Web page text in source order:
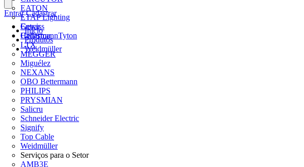
EATON
ETAP Lighting
Gewiss
HellermannTyton
LTX
MEGGER
Miguélez
NEXANS
OBO Bettermann
PHILIPS
PRYSMIAN
Salicru
Schneider Electric
Signify
Top Cable
Weidmüller
Serviços para o Setor
AMB3E
Entrar
Cadastrar
Entrar Cadastrar
Início
Produtos
Weidmüller